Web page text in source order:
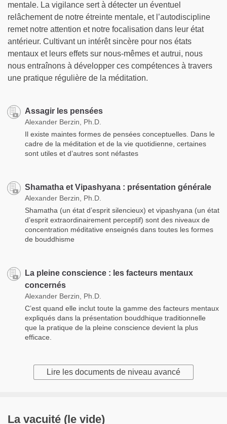
mentale. La vigilance sert à détecter un éventuel
relâchement de notre étreinte mentale, et l’autodiscipline
remet notre attention et notre focalisation dans leur état
antérieur. Cultivant un intérêt sincère pour nos états
mentaux et leurs effets sur nous-mêmes et autrui, nous
nous entraînons à développer ces compétences à travers
une pratique régulière de la méditation.
Assagir les pensées
Alexander Berzin, Ph.D.
Il existe maintes formes de pensées conceptuelles. Dans le
cadre de la méditation et de la vie quotidienne, certaines
sont utiles et d’autres sont néfastes
Shamatha et Vipashyana : présentation générale
Alexander Berzin, Ph.D.
Shamatha (un état d’esprit silencieux) et vipashyana (un état
d’esprit extraordinairement perceptif) sont des niveaux de
concentration méditative enseignés dans toutes les formes
de bouddhisme
La pleine conscience : les facteurs mentaux
concernés
Alexander Berzin, Ph.D.
C’est quand elle inclut toute la gamme des facteurs mentaux
expliqués dans la présentation bouddhique traditionnelle
que la pratique de la pleine conscience devient la plus
efficace.
Lire les documents de niveau avancé
La vacuité (le vide)